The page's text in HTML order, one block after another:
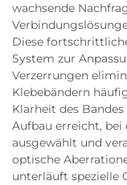
wachsende
Diese
System zur
Verzerrungen
Klebebändern
Klarheit des
Aufbau erreicht,
ausgewählt und
optische
unterläuft spezielle